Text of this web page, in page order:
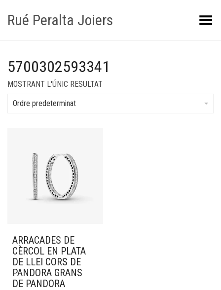
Rué Peralta Joiers Obrir/tancar el menú
5700302593341
MOSTRANT L'ÚNIC RESULTAT
Ordre predeterminat
ARRACADES DE
CÈRCOL EN PLATA
DE LLEI CORS DE
PANDORA GRANS
DE PANDORA